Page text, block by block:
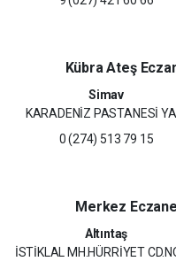
Kübra Ateş
Simav
KARADENİZ PASTANESİ
0 (274) 513 79 15
Merkez
Altıntaş
İSTİKLAL MH.HÜRRİYET